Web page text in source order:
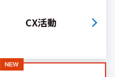
CX活動